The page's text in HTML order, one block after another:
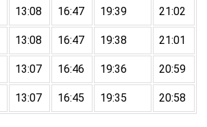
13:08 16:47 19:39 21:02
13:08 16:47 19:38 21:01
13:07 16:46 19:36 20:59
13:07 16:45 19:35 20:58